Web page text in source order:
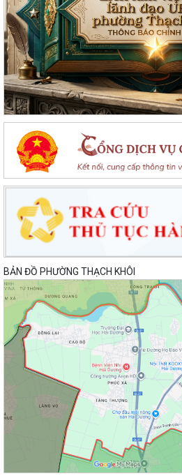
BẢN ĐỒ PHƯỜNG THẠCH KHÔI